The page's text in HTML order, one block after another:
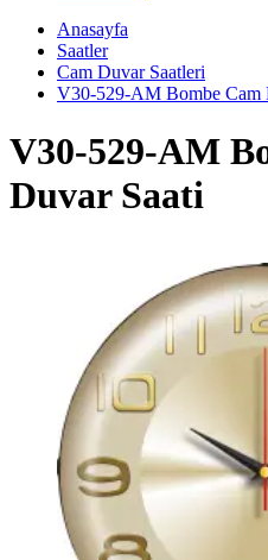
Anasayfa
Saatler
Cam Duvar Saatleri
V30-529-AM Bombe Cam
V30-529-AM
Duvar Saati